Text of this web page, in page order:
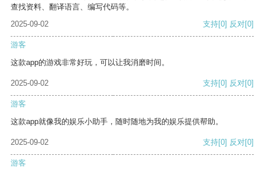
查找资料、翻译语言、编写代码等。
2025-09-02
支持[0] 反对[0]
游客
这款app的游戏非常好玩，可以让我消磨时间。
2025-09-02 支持[0] 反对[0]
游客
这款app就像我的娱乐小助手，随时随地为我的娱乐提供帮助。
2025-09-02 支持[0] 反对[0]
游客